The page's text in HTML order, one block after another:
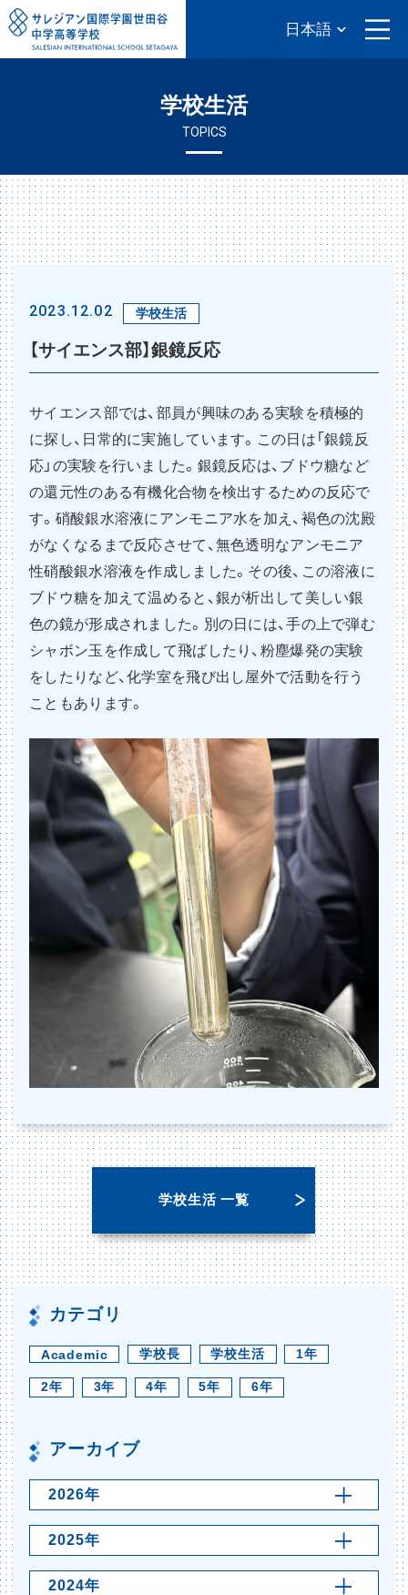
学校生活
TOPICS
2023.12.02 学校生活
【サイエンス部】銀鏡反応
サイエンス部では、部員が興味のある実験を積極的
に探し、日常的に実施しています。この日は「銀鏡反
応」の実験を行いました。銀鏡反応は、ブドウ糖など
の還元性のある有機化合物を検出するための反応で
す。硝酸銀水溶液にアンモニア水を加え、褐色の沈殿
がなくなるまで反応させて、無色透明なアンモニア
性硝酸銀水溶液を作成しました。その後、この溶液に
ブドウ糖を加えて温めると、銀が析出して美しい銀
色の鏡が形成されました。別の日には、手の上で弾む
シャボン玉を作成して飛ばしたり、粉塵爆発の実験
をしたりなど、化学室を飛び出し屋外で活動を行う
こともあります。
学校生活 一覧
カテゴリ
Academic 学校長 学校生活 1年
2年 3年 4年 5年 6年
アーカイブ
2026年
2025年
2024年